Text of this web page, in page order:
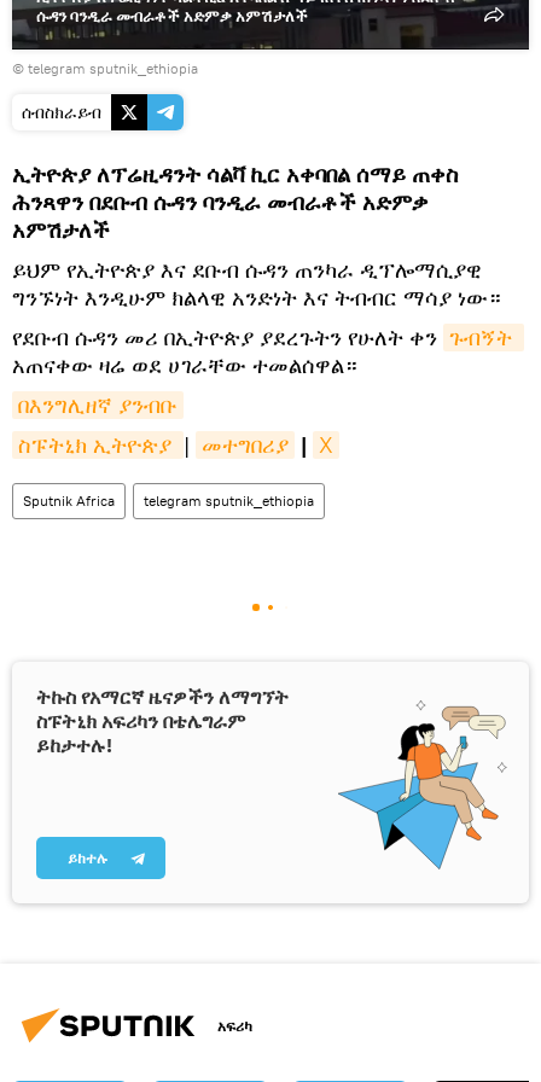
ሱዳን ባንዲራ መብራቶች አድምቃ አምሽታለች
© telegram sputnik_ethiopia
ሰብስክራይብ
ኢትዮጵያ ለፕሬዚዳንት ሳልቫ ኪር አቀባበል ሰማይ ጠቀስ
ሕንጻዋን በደቡብ ሱዳን ባንዲራ መብራቶች አድምቃ
አምሽታለች
ይህም የኢትዮጵያ እና ደቡብ ሱዳን ጠንካራ ዲፕሎማሲያዊ
ግንኙነት እንዲሁም ክልላዊ አንድነት እና ትብብር ማሳያ ነው።
የደቡብ ሱዳን መሪ በኢትዮጵያ ያደረጉትን የሁለት ቀን
አጠናቀው ዛሬ ወደ ሀገራቸው ተመልሰዋል።
በእንግሊዘኛ ያንብቡ
ስፑትኒክ ኢትዮጵያ | መተግበሪያ | X
Sputnik Africa telegram sputnik_ethiopia
ትኩስ የአማርኛ ዜናዎችን ለማግኘት
ስፑትኒክ አፍሪካን በቴሌግራም
ይከታተሉ!
ይከተሉ
አፍሪካ